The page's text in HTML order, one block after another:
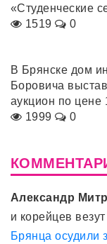
«Студенческие
1519
0
В Брянске дом
Боровича
аукцион по цене
1999
0
Александр
и корейцев везут
Брянца осудили